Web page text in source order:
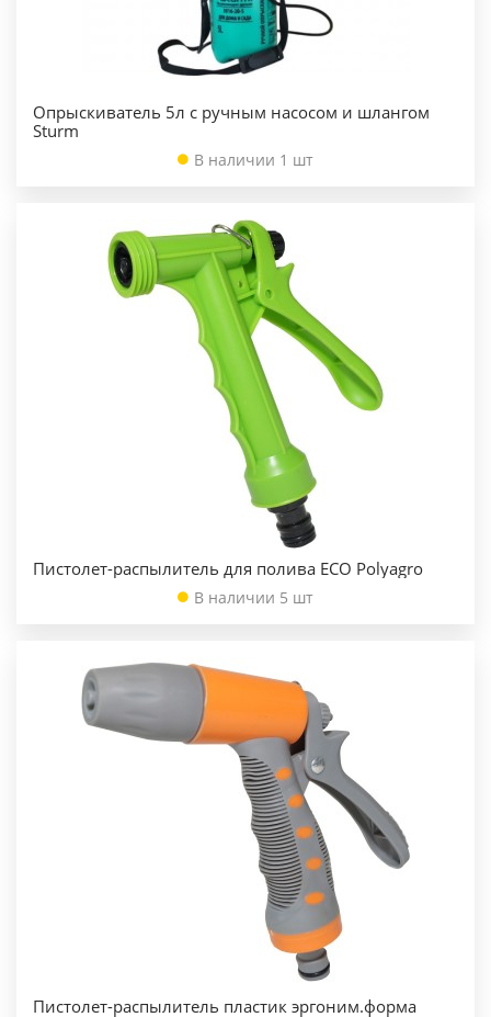
Опрыскиватель 5л с ручным насосом и шлангом
Sturm
В наличии 1 шт
Пистолет-распылитель для полива ECO Polyagro
В наличии 5 шт
Пистолет-распылитель пластик эргоним.форма